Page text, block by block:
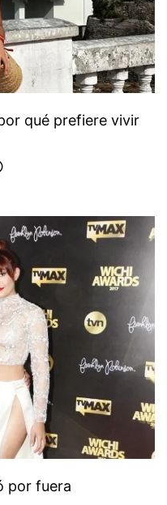
qué prefiere vivir
por fuera